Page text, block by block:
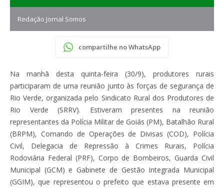
Redação Jornal Somos
compartilhe no WhatsApp
Na manhã desta quinta-feira (30/9), produtores rurais
participaram de uma reunião junto às forças de segurança de
Rio Verde, organizada pelo Sindicato Rural dos Produtores de
Rio Verde (SRRV). Estiveram presentes na reunião
representantes da Polícia Militar de Goiás (PM), Batalhão Rural
(BRPM), Comando de Operações de Divisas (COD), Polícia
Civil, Delegacia de Repressão à Crimes Rurais, Polícia
Rodoviária Federal (PRF), Corpo de Bombeiros, Guarda Civil
Municipal (GCM) e Gabinete de Gestão Integrada Municipal
(GGIM), que representou o prefeito que estava presente em